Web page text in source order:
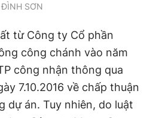
ĐÌNH SƠN
từ Công ty Cổ phần
công chánh vào năm
công nhận thông qua
7.10.2016 về chấp thuận
dự án. Tuy nhiên, do luật